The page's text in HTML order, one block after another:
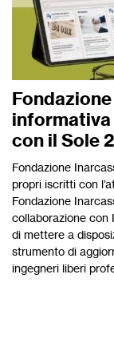
con il Sole
Fondazione
propri iscritti con
Fondazione
collaborazione con
di mettere a
strumento di
ingegneri liberi